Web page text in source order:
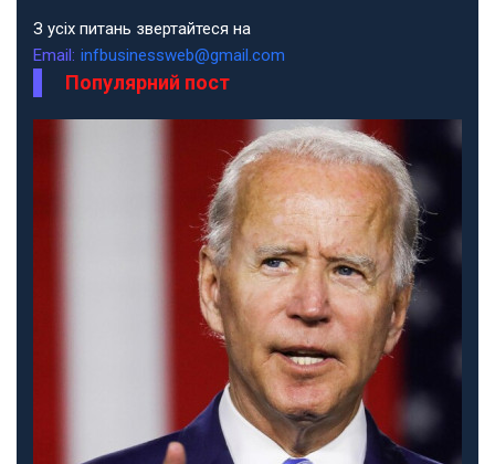
З усіх питань звертайтеся на
Email: infbusinessweb@gmail.com
Популярний пост